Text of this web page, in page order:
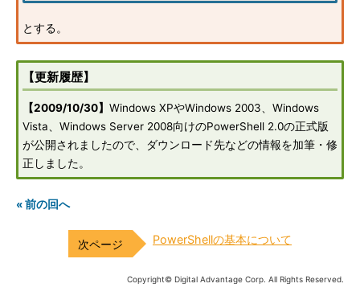
とする。
【更新履歴】
【2009/10/30】 Windows XPやWindows 2003、Windows
Vista、Windows Server 2008向けのPowerShell 2.0の正式版
が公開されましたので、ダウンロード先などの情報を加筆・修
正しました。
« 前の回へ
PowerShellの基本について
Copyright© Digital Advantage Corp. All Rights Reserved.